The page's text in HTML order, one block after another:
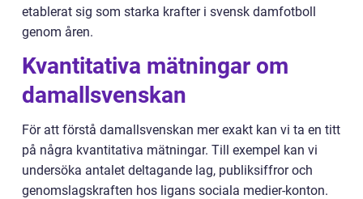
etablerat sig som starka krafter i svensk damfotboll
genom åren.
Kvantitativa mätningar om
damallsvenskan
För att förstå damallsvenskan mer exakt kan vi ta en titt
på några kvantitativa mätningar. Till exempel kan vi
undersöka antalet deltagande lag, publiksiffror och
genomslagskraften hos ligans sociala medier-konton.